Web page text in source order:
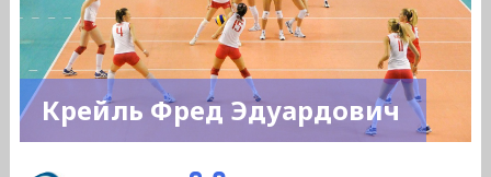
Крейль Фред Эдуардович